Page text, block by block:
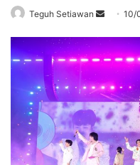
Teguh Setiawan
Send
email
10/